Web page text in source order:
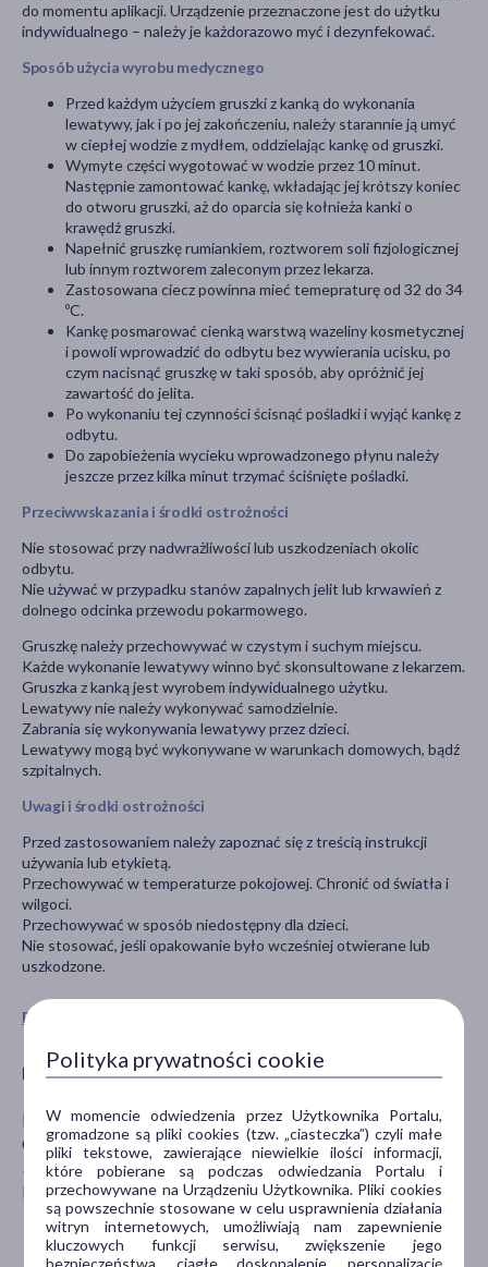
Pokaż wszystkie produkty KEJ
Producent
PPHU KEJ Sp. z o.o.
Cikowice 241
32-700 Bochnia
biuro@kej.pl
do momentu aplikacji. Urządzenie przeznaczone jest do użytku
indywidualnego – należy je każdorazowo myć i dezynfekować.
Sposób użycia wyrobu medycznego
Przed każdym użyciem gruszki z kanką do wykonania
lewatywy, jak i po jej zakończeniu, należy starannie ją umyć
w ciepłej wodzie z mydłem, oddzielając kankę od gruszki.
Wymyte części wygotować w wodzie przez 10 minut.
Następnie zamontować kankę, wkładając jej krótszy koniec
do otworu gruszki, aż do oparcia się kołnieża kanki o
krawędź gruszki.
Napełnić gruszkę rumiankiem, roztworem soli fizjologicznej
lub innym roztworem zaleconym przez lekarza.
Zastosowana ciecz powinna mieć temepraturę od 32 do 34
ºC.
Kankę posmarować cienką warstwą wazeliny kosmetycznej
i powoli wprowadzić do odbytu bez wywierania ucisku, po
czym nacisnąć gruszkę w taki sposób, aby opróżnić jej
zawartość do jelita.
Po wykonaniu tej czynności ścisnąć pośladki i wyjąć kankę z
odbytu.
Do zapobieżenia wycieku wprowadzonego płynu należy
jeszcze przez kilka minut trzymać ściśnięte pośladki.
Przeciwwskazania i środki ostrożności
Nie stosować przy nadwrażliwości lub uszkodzeniach okolic
odbytu.
Nie używać w przypadku stanów zapalnych jelit lub krwawień z
dolnego odcinka przewodu pokarmowego.
Gruszkę należy przechowywać w czystym i suchym miejscu.
Każde wykonanie lewatywy winno być skonsultowane z lekarzem.
Gruszka z kanką jest wyrobem indywidualnego użytku.
Lewatywy nie należy wykonywać samodzielnie.
Zabrania się wykonywania lewatywy przez dzieci.
Lewatywy mogą być wykonywane w warunkach domowych, bądź
szpitalnych.
Uwagi i środki ostrożności
Przed zastosowaniem należy zapoznać się z treścią instrukcji
używania lub etykietą.
Przechowywać w temperaturze pokojowej. Chronić od światła i
wilgoci.
Przechowywać w sposób niedostępny dla dzieci.
Nie stosować, jeśli opakowanie było wcześniej otwierane lub
uszkodzone.
Polityka prywatności cookie
W momencie odwiedzenia przez Użytkownika Portalu,
gromadzone są pliki cookies (tzw. „ciasteczka”) czyli małe
pliki tekstowe, zawierające niewielkie ilości informacji,
które pobierane są podczas odwiedzania Portalu i
przechowywane na Urządzeniu Użytkownika. Pliki cookies
są powszechnie stosowane w celu usprawnienia działania
witryn internetowych, umożliwiają nam zapewnienie
kluczowych funkcji serwisu, zwiększenie jego
bezpieczeństwa, ciągłe doskonalenie, personalizację